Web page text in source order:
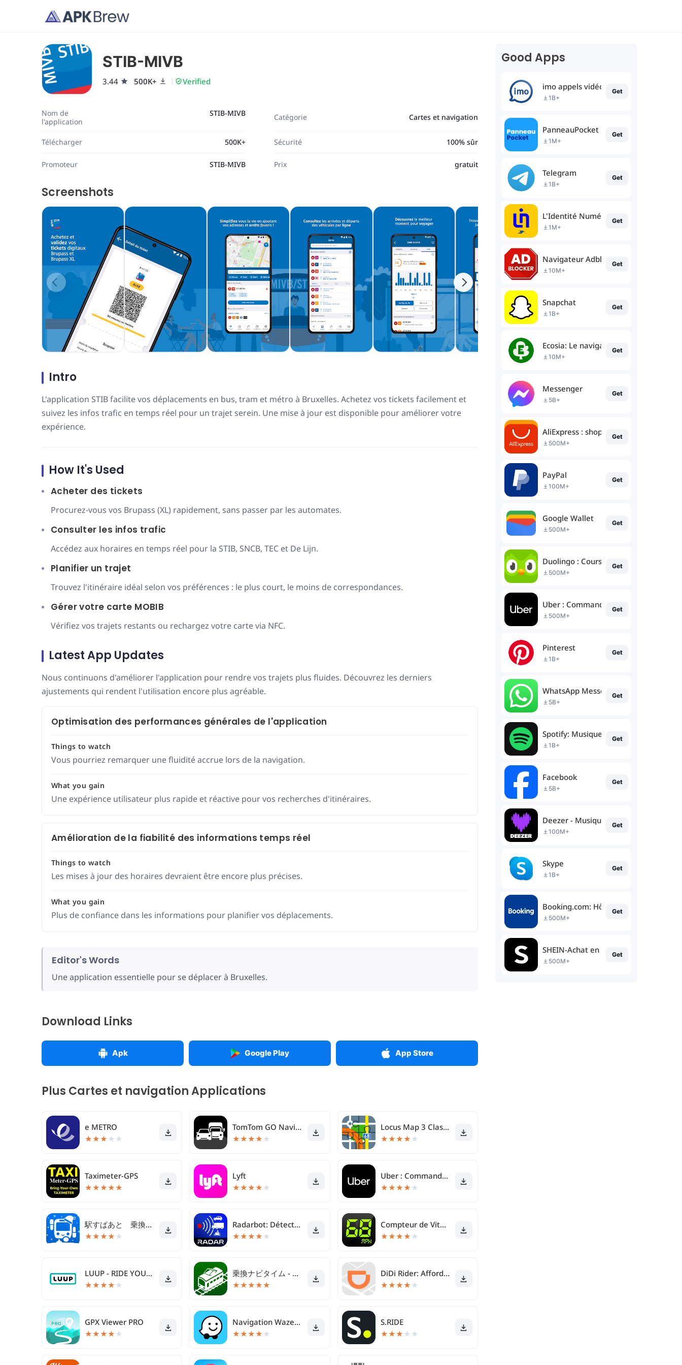
STIB-MIVB
3.44 500K+ Verified
Nom de
l'application
STIB-MIVB Catégorie Cartes et navigation
Télécharger 500K+ Sécurité 100% sûr
Promoteur STIB-MIVB Prix gratuit
Screenshots
Intro
L'application STIB facilite vos déplacements en bus, tram et métro à Bruxelles. Achetez vos tickets facilement et
suivez les infos trafic en temps réel pour un trajet serein. Une mise à jour est disponible pour améliorer votre
expérience.
How It's Used
Acheter des tickets
Procurez-vous vos Brupass (XL) rapidement, sans passer par les automates.
Consulter les infos trafic
Accédez aux horaires en temps réel pour la STIB, SNCB, TEC et De Lijn.
Planifier un trajet
Trouvez l'itinéraire idéal selon vos préférences : le plus court, le moins de correspondances.
Gérer votre carte MOBIB
Vérifiez vos trajets restants ou rechargez votre carte via NFC.
Latest App Updates
Nous continuons d'améliorer l'application pour rendre vos trajets plus fluides. Découvrez les derniers
ajustements qui rendent l'utilisation encore plus agréable.
Optimisation des performances générales de l'application
Things to watch
Vous pourriez remarquer une fluidité accrue lors de la navigation.
What you gain
Une expérience utilisateur plus rapide et réactive pour vos recherches d'itinéraires.
Amélioration de la fiabilité des informations temps réel
Things to watch
Les mises à jour des horaires devraient être encore plus précises.
What you gain
Plus de confiance dans les informations pour planifier vos déplacements.
Editor's Words
Une application essentielle pour se déplacer à Bruxelles.
Download Links
Apk Google Play App Store
Plus Cartes et navigation Applications
e METRO
★★★ ★ ★
TomTom GO Navigation
★★★★ ★
Locus Map 3 Classic
★★★★ ★
Taximeter-GPS
★★★★★
Lyft
★★★★ ★
Uber : Commander une course
★★★★ ★
駅すぱあと 乗換案内 - 時刻表・運行情報・バス経路
★★★★ ★
Radarbot: Détecteur de Radars
★★★★ ★
Compteur de Vitesse GPS - km/h
★★★★ ★
LUUP - RIDE YOUR CITY
★★★★ ★
乗換ナビタイム - 電車・バス時刻表、路線図、乗換案内
★★★★★
DiDi Rider: Affordable rides
★★★★ ★
GPX Viewer PRO
★★★★ ★
Navigation Waze et trafic
★★★★ ★
S.RIDE
★★★ ★ ★
Good Apps
imo appels vidéo
1B+
Get
PanneauPocket
1M+
Get
Telegram
1B+
Get
L'Identité Numérique La Poste
1M+
Get
Navigateur Adblocker: Adblock
10M+
Get
Snapchat
1B+
Get
Ecosia: Le navigateur écolo
10M+
Get
Messenger
5B+
Get
AliExpress : shopping en ligne
500M+
Get
PayPal
100M+
Get
Google Wallet
500M+
Get
Duolingo : Cours de Langue
500M+
Get
Uber : Commander une course
500M+
Get
Pinterest
1B+
Get
WhatsApp Messenger
5B+
Get
Spotify: Musique & podcasts
1B+
Get
Facebook
5B+
Get
Deezer - Musique & Podcast
100M+
Get
Skype
1B+
Get
Booking.com: Hôtels et voyage
500M+
Get
SHEIN-Achat en ligne
500M+
Get